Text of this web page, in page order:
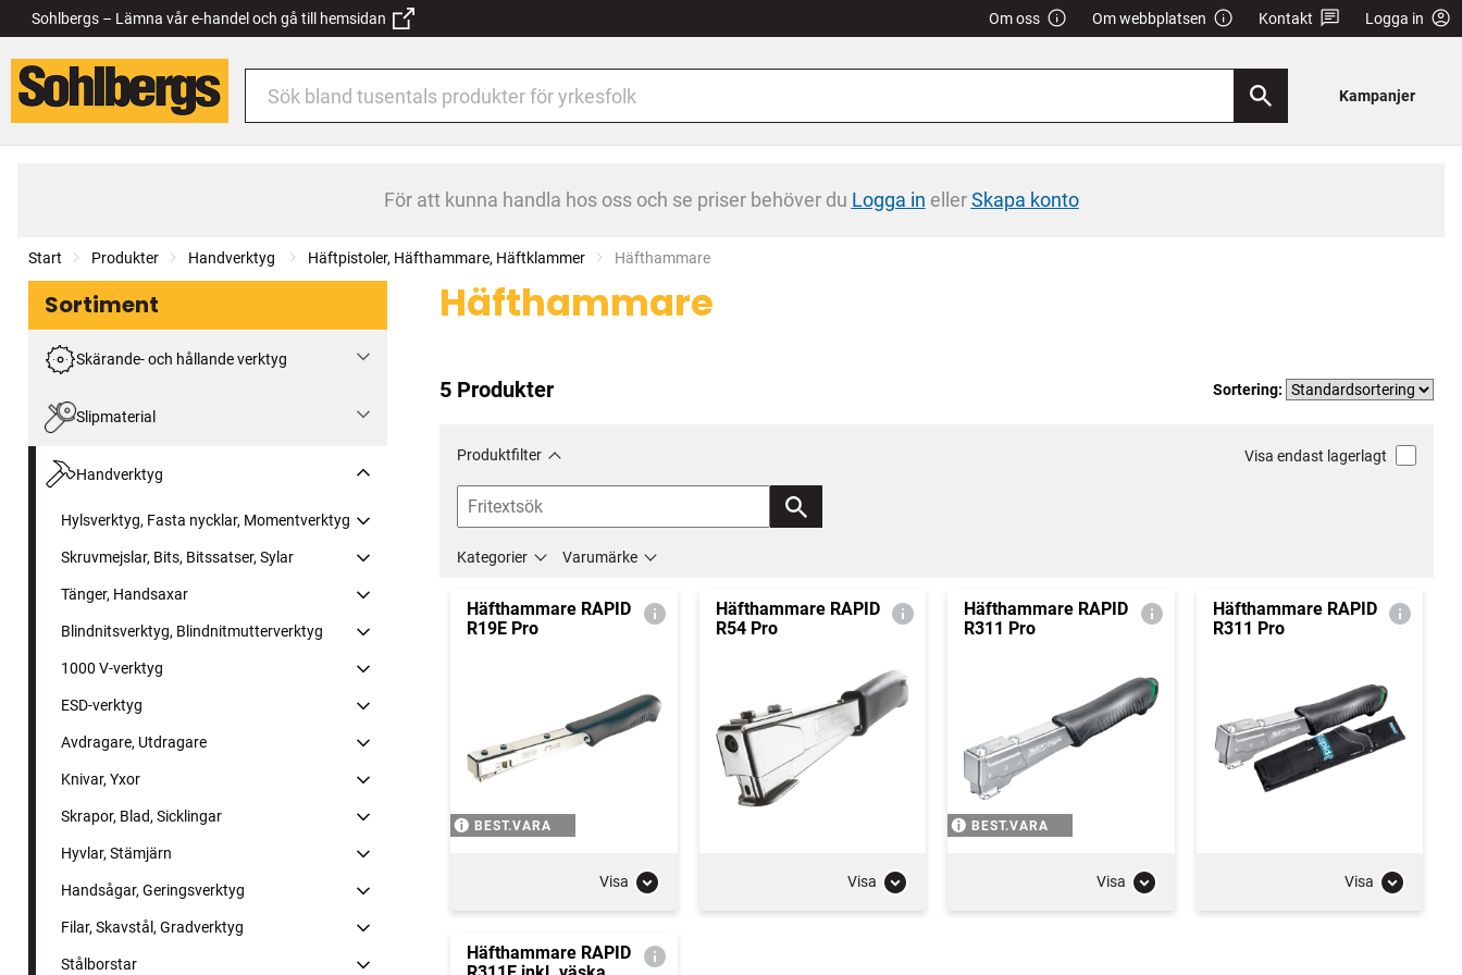
Sohlbergs – Lämna vår e-handel och gå till hemsidan Om oss Om webbplatsen Kontakt Logga in
Kampanjer
För att kunna handla hos oss och se priser behöver du Logga in ellerSkapa konto
Start Produkter Handverktyg Häftpistoler, Häfthammare, Häftklammer Current:
Häfthammare
Sortiment
Skärande- och hållande verktyg
Slipmaterial
Handverktyg
Hylsverktyg, Fasta nycklar, Momentverktyg
Skruvmejslar, Bits, Bitssatser, Sylar
Tänger, Handsaxar
Blindnitsverktyg, Blindnitmutterverktyg
1000 V-verktyg
ESD-verktyg
Avdragare, Utdragare
Knivar, Yxor
Skrapor, Blad, Sicklingar
Hyvlar, Stämjärn
Handsågar, Geringsverktyg
Filar, Skavstål, Gradverktyg
Stålborstar
Häfthammare
5 Produkter Sortering:
Produktfilter Visa endast lagerlagt
Kategorier Varumärke
Häfthammare RAPID
R19E Pro
BEST.VARA
Visa
Häfthammare RAPID
R54 Pro
Visa
Häfthammare RAPID
R311 Pro
BEST.VARA
Visa
Häfthammare RAPID
R311 Pro
Visa
Häfthammare RAPID